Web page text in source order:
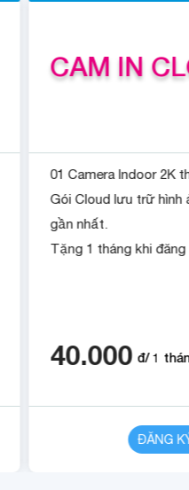
CAM IN
01 Camera Indoor 2K
Gói Cloud lưu trữ hình
gần nhất.
Tặng 1 tháng khi đăng
40.000 đ/1
ĐĂNG